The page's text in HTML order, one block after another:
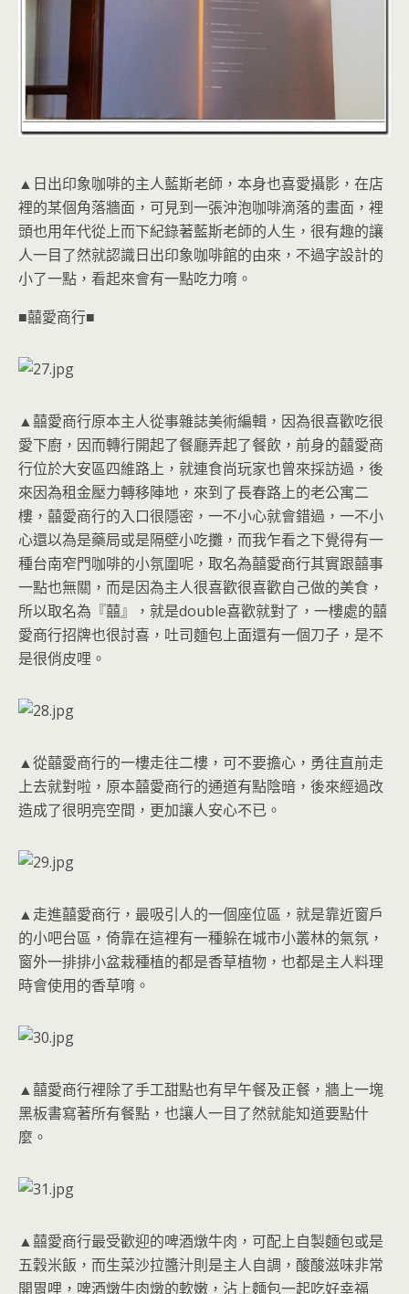
▲日出印象咖啡的主人藍斯老師，本身也喜愛攝影，在店
裡的某個角落牆面，可見到一張沖泡咖啡滴落的畫面，裡
頭也用年代從上而下紀錄著藍斯老師的人生，很有趣的讓
人一目了然就認識日出印象咖啡館的由來，不過字設計的
小了一點，看起來會有一點吃力唷。
■囍愛商行■
▲囍愛商行原本主人從事雜誌美術編輯，因為很喜歡吃很
愛下廚，因而轉行開起了餐廳弄起了餐飲，前身的囍愛商
行位於大安區四維路上，就連食尚玩家也曾來採訪過，後
來因為租金壓力轉移陣地，來到了長春路上的老公寓二
樓，囍愛商行的入口很隱密，一不小心就會錯過，一不小
心還以為是藥局或是隔壁小吃攤，而我乍看之下覺得有一
種台南窄門咖啡的小氛圍呢，取名為囍愛商行其實跟囍事
一點也無關，而是因為主人很喜歡很喜歡自己做的美食，
所以取名為『囍』，就是double喜歡就對了，一樓處的囍
愛商行招牌也很討喜，吐司麵包上面還有一個刀子，是不
是很俏皮哩。
▲從囍愛商行的一樓走往二樓，可不要擔心，勇往直前走
上去就對啦，原本囍愛商行的通道有點陰暗，後來經過改
造成了很明亮空間，更加讓人安心不已。
▲走進囍愛商行，最吸引人的一個座位區，就是靠近窗戶
的小吧台區，倚靠在這裡有一種躲在城市小叢林的氣氛，
窗外一排排小盆栽種植的都是香草植物，也都是主人料理
時會使用的香草唷。
▲囍愛商行裡除了手工甜點也有早午餐及正餐，牆上一塊
黑板書寫著所有餐點，也讓人一目了然就能知道要點什
麼。
▲囍愛商行最受歡迎的啤酒燉牛肉，可配上自製麵包或是
五穀米飯，而生菜沙拉醬汁則是主人自調，酸酸滋味非常
開胃哩，啤酒燉牛肉燉的軟嫩，沾上麵包一起吃好幸福